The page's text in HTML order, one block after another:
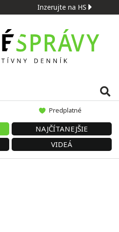
Inzerujte na HS
Predplatné
NAJČÍTANEJŠIE
VIDEÁ